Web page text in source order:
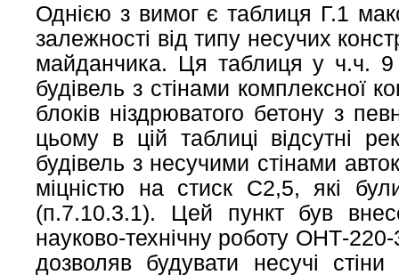
Однією з вимог є таблиця Г.1
залежності від типу несучих
майданчика. Ця таблиця у ч.ч. 9
будівель з стінами комплексної
блоків ніздрюватого бетону з
цьому в цій таблиці відсутні
будівель з несучими стінами
міцністю на стиск С2,5, які
(п.7.10.3.1). Цей пункт був
науково-технічну роботу ОНТ-
дозволяв будувати несучі стіни